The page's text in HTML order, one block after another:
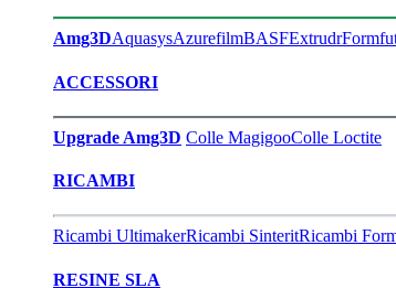
Amg3DAquasysAzurefilmBASFExtrudr
ACCESSORI
Upgrade Amg3D Colle MagigooColle Loctite
RICAMBI
Ricambi UltimakerRicambi SinteritRicambi
RESINE SLA